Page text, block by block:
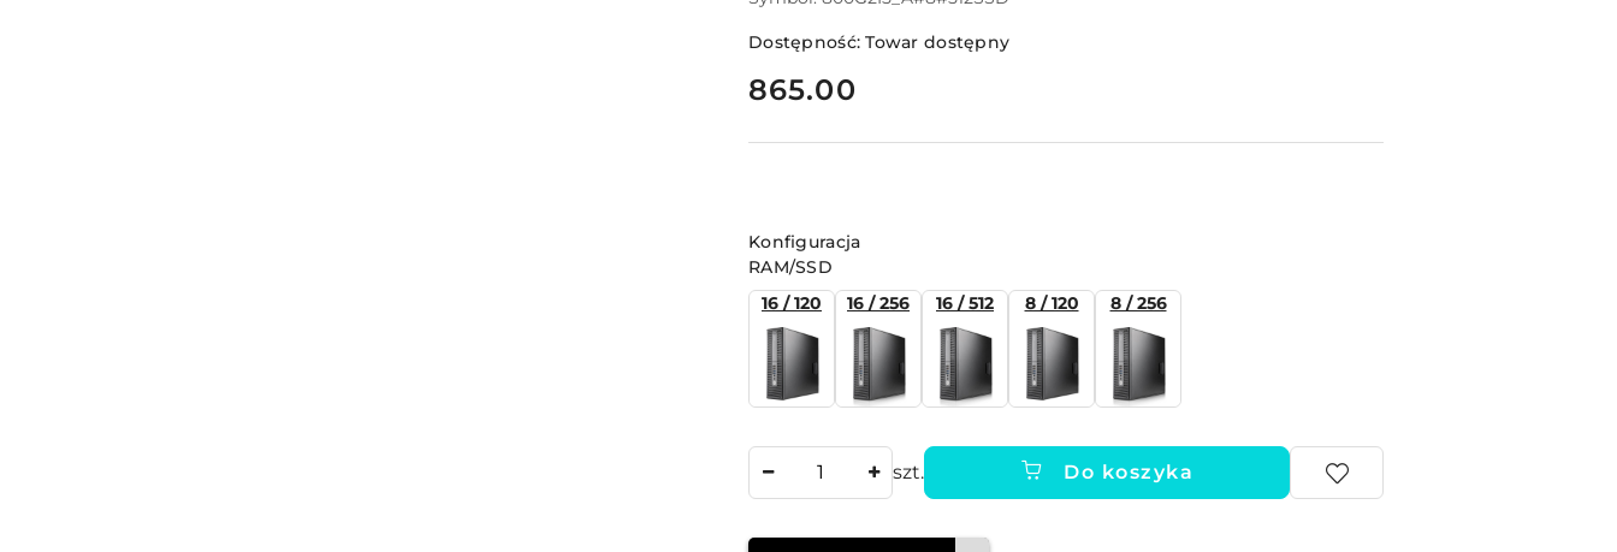
Dostępność:Towar dostępny
cena:
865.00
Wariant
Konfiguracja
RAM/SSD
16 / 120
16 / 256 16 / 512 8 / 120 8 / 256
szt. Do koszyka